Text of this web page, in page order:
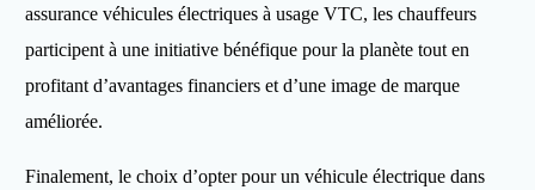
assurance véhicules électriques à usage VTC, les chauffeurs
participent à une initiative bénéfique pour la planète tout en
profitant d’avantages financiers et d’une image de marque
améliorée.
Finalement, le choix d’opter pour un véhicule électrique dans